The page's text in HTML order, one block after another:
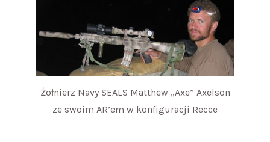
Żołnierz Navy SEALS Matthew „Axe” Axelson
ze swoim AR’em w konfiguracji Recce